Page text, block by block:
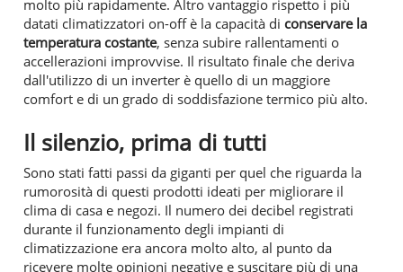
molto più rapidamente. Altro vantaggio rispetto i più
datati climatizzatori on-off è la capacità di conservare la
temperatura costante, senza subire rallentamenti o
accellerazioni improvvise. Il risultato finale che deriva
dall'utilizzo di un inverter è quello di un maggiore
comfort e di un grado di soddisfazione termico più alto.
Il silenzio, prima di tutti
Sono stati fatti passi da giganti per quel che riguarda la
rumorosità di questi prodotti ideati per migliorare il
clima di casa e negozi. Il numero dei decibel registrati
durante il funzionamento degli impianti di
climatizzazione era ancora molto alto, al punto da
ricevere molte opinioni negative e suscitare più di una